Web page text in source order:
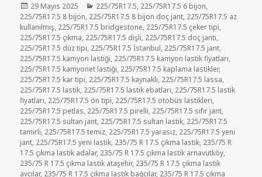
Yayın
tarihi
29 Mayıs 2025 Kategoriler
225/75R17.5, 225/75R17.5 6 bijon,
225/75R17.5 8 bijon, 225/75R17.5 8 bijon doç jant, 225/75R17.5 az
kullanılmış, 225/75R17.5 bridgestone, 225/75R17.5 çeker tipi,
225/75R17.5 çıkma, 225/75R17.5 dişli, 225/75R17.5 doç jantı,
225/75R17.5 düz tipi, 225/75R17.5 İstanbul, 225/75R17.5 jant,
225/75R17.5 kamyon lastiği, 225/75R17.5 kamyon lastik fiyatları,
225/75R17.5 kamyonet lastiği, 225/75R17.5 kaplama lastikler,
225/75R17.5 kar tipi, 225/75R17.5 kaynaklı, 225/75R17.5 lassa,
225/75R17.5 lastik, 225/75R17.5 lastik ebatları, 225/75R17.5 lastik
fiyatları, 225/75R17.5 ön tipi, 225/75R17.5 otobüs lastikleri,
225/75R17.5 petlas, 225/75R17.5 pirelli, 225/75R17.5 sıfır jant,
225/75R17.5 sultan jant, 225/75R17.5 sultan lastik, 225/75R17.5
tamirli, 225/75R17.5 temiz, 225/75R17.5 yarasız, 225/75R17.5 yeni
jant, 225/75R17.5 yeni lastik, 235/75 R 17.5 çıkma lastik, 235/75 R
17.5 çıkma lastik adalar, 235/75 R 17.5 çıkma lastik arnavutköy,
235/75 R 17.5 çıkma lastik ataşehir, 235/75 R 17.5 çıkma lastik
avcılar, 235/75 R 17.5 çıkma lastik bağcılar, 235/75 R 17.5 çıkma